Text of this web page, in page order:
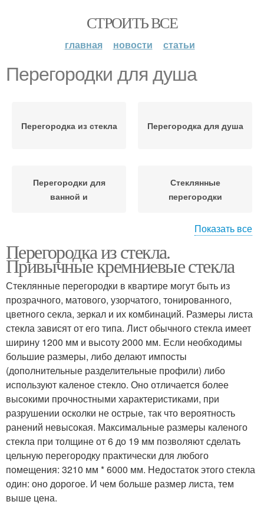
СТРОИТЬ ВСЕ
главная новости статьи
Перегородки для душа
Перегородка из стекла Перегородка для душа
Перегородки для
ванной и
Стеклянные
перегородки
Перегородки из стекла
перегородки
Перегородки для
зонирования
Перегородки по
функциональному
признаку
Декоративные
перегородки
Перегородки в
квартире
Показать все
Перегородка из стекла.
Привычные кремниевые стекла
Стеклянные перегородки в квартире могут быть из
прозрачного, матового, узорчатого, тонированного,
цветного секла, зеркал и их комбинаций. Размеры листа
стекла зависят от его типа. Лист обычного стекла имеет
ширину 1200 мм и высоту 2000 мм. Если необходимы
большие размеры, либо делают импосты
(дополнительные разделительные профили) либо
используют каленое стекло. Оно отличается более
высокими прочностными характеристиками, при
разрушении осколки не острые, так что вероятность
ранений невысокая. Максимальные размеры каленого
стекла при толщине от 6 до 19 мм позволяют сделать
цельную перегородку практически для любого
помещения: 3210 мм * 6000 мм. Недостаток этого стекла
один: оно дорогое. И чем больше размер листа, тем
выше цена.